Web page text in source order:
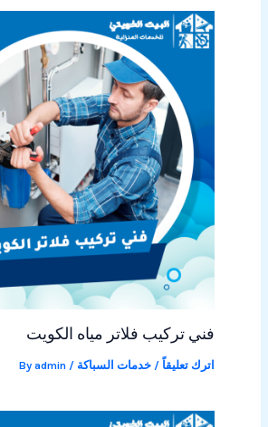
فني تركيب فلاتر مياه الكويت
اترك تعليقاً / خدمات السباكة / By
admin